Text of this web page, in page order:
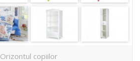
Orizontul copiilor